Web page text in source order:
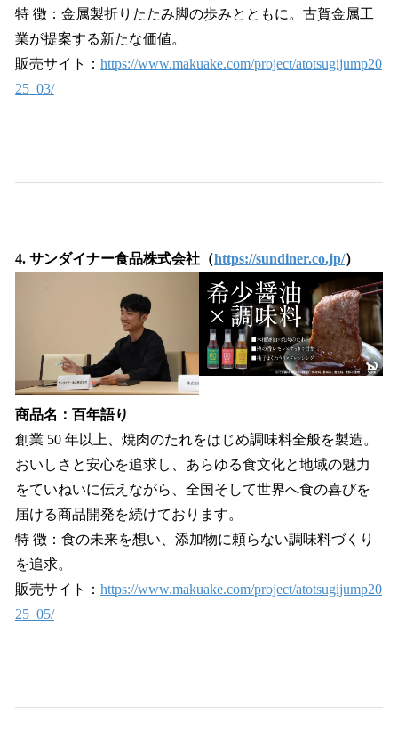
特 徴：金属製折りたたみ脚の歩みとともに。古賀金属工
業が提案する新たな価値。
販売サイト： https://www.makuake.com/project/atotsugijump20
25_03/
4. サンダイナー食品株式会社（https://sundiner.co.jp/）
商品名：百年語り
創業 50 年以上、焼肉のたれをはじめ調味料全般を製造。
おいしさと安心を追求し、あらゆる食文化と地域の魅力
をていねいに伝えながら、全国そして世界へ食の喜びを
届ける商品開発を続けております。
特 徴：食の未来を想い、添加物に頼らない調味料づくり
を追求。
販売サイト： https://www.makuake.com/project/atotsugijump20
25_05/